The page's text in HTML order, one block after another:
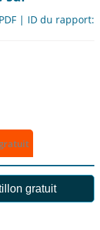
| ID du rapport:
gratuit